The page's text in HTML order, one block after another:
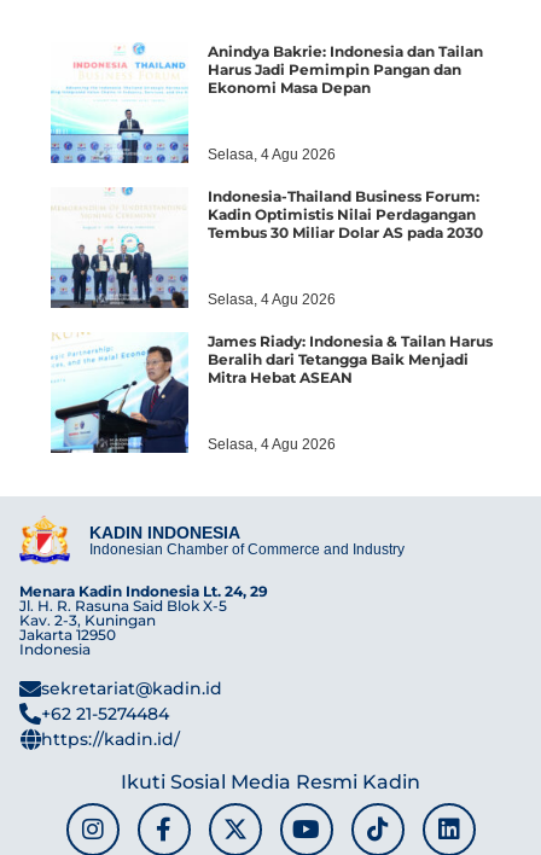
Anindya Bakrie: Indonesia dan Tailan
Harus Jadi Pemimpin Pangan dan
Ekonomi Masa Depan
Selasa, 4 Agu 2026
Indonesia-Thailand Business Forum:
Kadin Optimistis Nilai Perdagangan
Tembus 30 Miliar Dolar AS pada 2030
Selasa, 4 Agu 2026
James Riady: Indonesia & Tailan Harus
Beralih dari Tetangga Baik Menjadi
Mitra Hebat ASEAN
Selasa, 4 Agu 2026
KADIN INDONESIA
Indonesian Chamber of Commerce and Industry
Menara Kadin Indonesia Lt. 24, 29
Jl. H. R. Rasuna Said Blok X-5
Kav. 2-3, Kuningan
Jakarta 12950
Indonesia
sekretariat@kadin.id
+62 21-5274484
https://kadin.id/
Ikuti Sosial Media Resmi Kadin